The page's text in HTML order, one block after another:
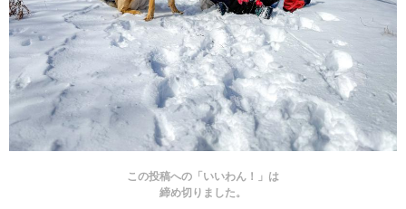
この投稿への「いいわん！」は
締め切りました。